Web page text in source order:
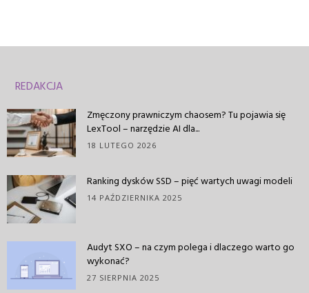
REDAKCJA
Zmęczony prawniczym chaosem? Tu pojawia się
LexTool – narzędzie AI dla...
18 LUTEGO 2026
Ranking dysków SSD – pięć wartych uwagi modeli
14 PAŹDZIERNIKA 2025
Audyt SXO – na czym polega i dlaczego warto go
wykonać?
27 SIERPNIA 2025